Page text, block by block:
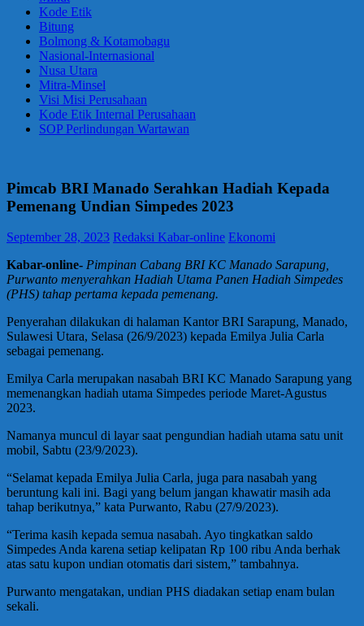
Kode Etik
Bitung
Bolmong & Kotamobagu
Nasional-Internasional
Nusa Utara
Mitra-Minsel
Visi Misi Perusahaan
Kode Etik Internal Perusahaan
SOP Perlindungan Wartawan
Pimcab BRI Manado Serahkan Hadiah Kepada
Pemenang Undian Simpedes 2023
September 28, 2023 Redaksi Kabar-online Ekonomi
Kabar-online- Pimpinan Cabang BRI KC Manado Sarapung,
Purwanto menyerahkan Hadiah Utama Panen Hadiah Simpedes
(PHS) tahap pertama kepada pemenang.
Penyerahan dilakukan di halaman Kantor BRI Sarapung, Manado,
Sulawesi Utara, Selasa (26/9/2023) kepada Emilya Julia Carla
sebagai pemenang.
Emilya Carla merupakan nasabah BRI KC Manado Sarapung yang
memenangkan hadiah utama Simpedes periode Maret-Agustus
2023.
Namanya muncul di layar saat pengundian hadiah utama satu unit
mobil, Sabtu (23/9/2023).
“Selamat kepada Emilya Julia Carla, juga para nasabah yang
beruntung kali ini. Bagi yang belum jangan khawatir masih ada
tahap berikutnya,” kata Purwanto, Rabu (27/9/2023).
“Terima kasih kepada semua nasabah. Ayo tingkatkan saldo
Simpedes Anda karena setiap kelipatan Rp 100 ribu Anda berhak
atas satu kupon undian otomatis dari sistem,” tambahnya.
Purwanto mengatakan, undian PHS diadakan setiap enam bulan
sekali.